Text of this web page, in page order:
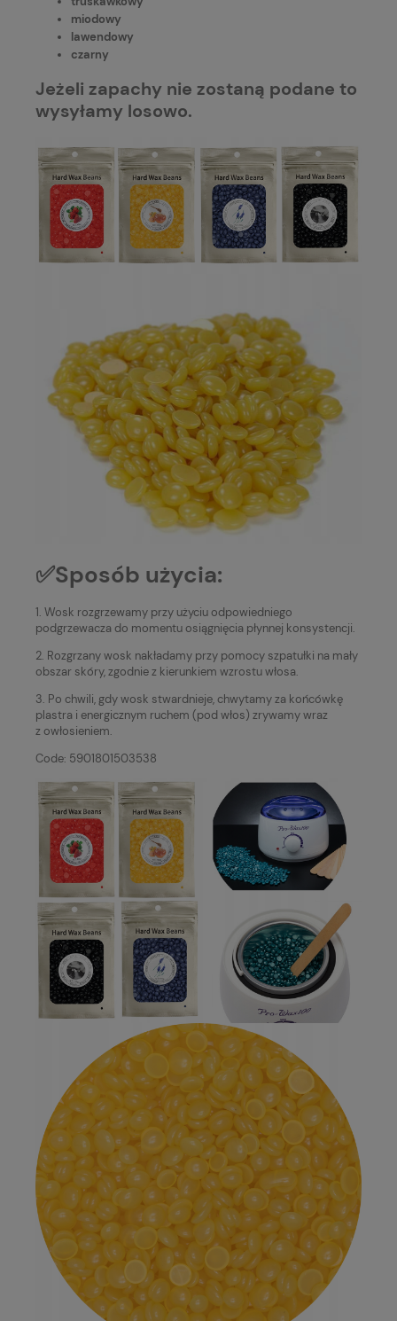
miodowy
lawendowy
czarny
Jeżeli zapachy nie zostaną podane to
wysyłamy losowo.
✅Sposób użycia:
1. Wosk rozgrzewamy przy użyciu odpowiedniego
podgrzewacza do momentu osiągnięcia płynnej konsystencji.
2. Rozgrzany wosk nakładamy przy pomocy szpatułki na mały
obszar skóry, zgodnie z kierunkiem wzrostu włosa.
3. Po chwili, gdy wosk stwardnieje, chwytamy za końcówkę
plastra i energicznym ruchem (pod włos) zrywamy wraz
z owłosieniem.
Code: 5901801503538